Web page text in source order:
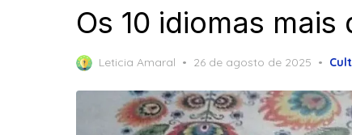
Os 10 idiomas
Leticia Amaral
Posted
26 de agosto de 2025